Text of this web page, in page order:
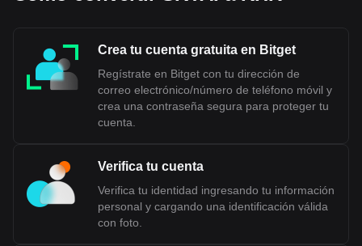
Crea tu cuenta gratuita en Bitget
Regístrate en Bitget con tu dirección de
correo electrónico/número de teléfono móvil y
crea una contraseña segura para proteger tu
cuenta.
Verifica tu cuenta
Verifica tu identidad ingresando tu información
personal y cargando una identificación válida
con foto.